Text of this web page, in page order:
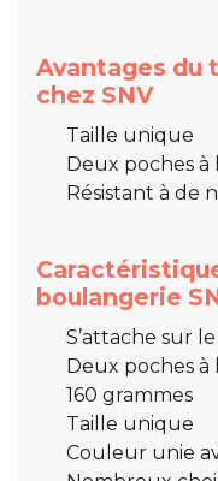
Avantages du
chez SNV
Taille unique
Deux poches à
Résistant à de
boulangerie
S’attache sur
Deux poches à
160 grammes
Taille unique
Couleur unie